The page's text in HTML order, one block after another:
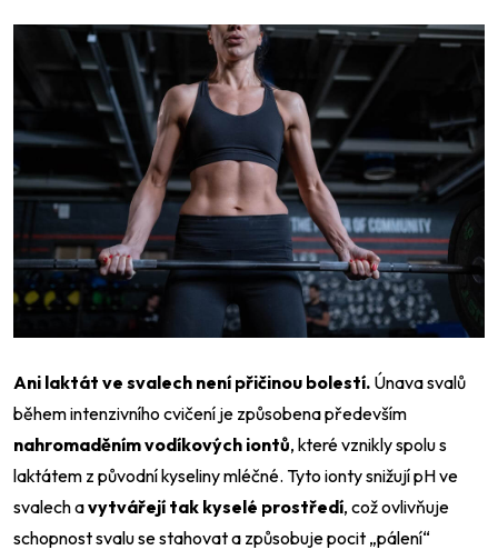
Ani laktát ve svalech není přičinou bolestí. Únava svalů
během intenzivního cvičení je způsobena především
nahromaděním vodíkových iontů, které vznikly spolu s
laktátem z původní kyseliny mléčné. Tyto ionty snižují pH ve
svalech avytvářejí tak kyselé prostředí, což ovlivňuje
schopnost svalu se stahovat a způsobuje pocit „pálení“